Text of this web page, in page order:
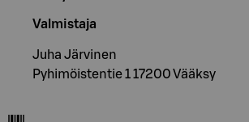
Valmistaja
Juha Järvinen
Pyhimöistentie 1 17200 Vääksy